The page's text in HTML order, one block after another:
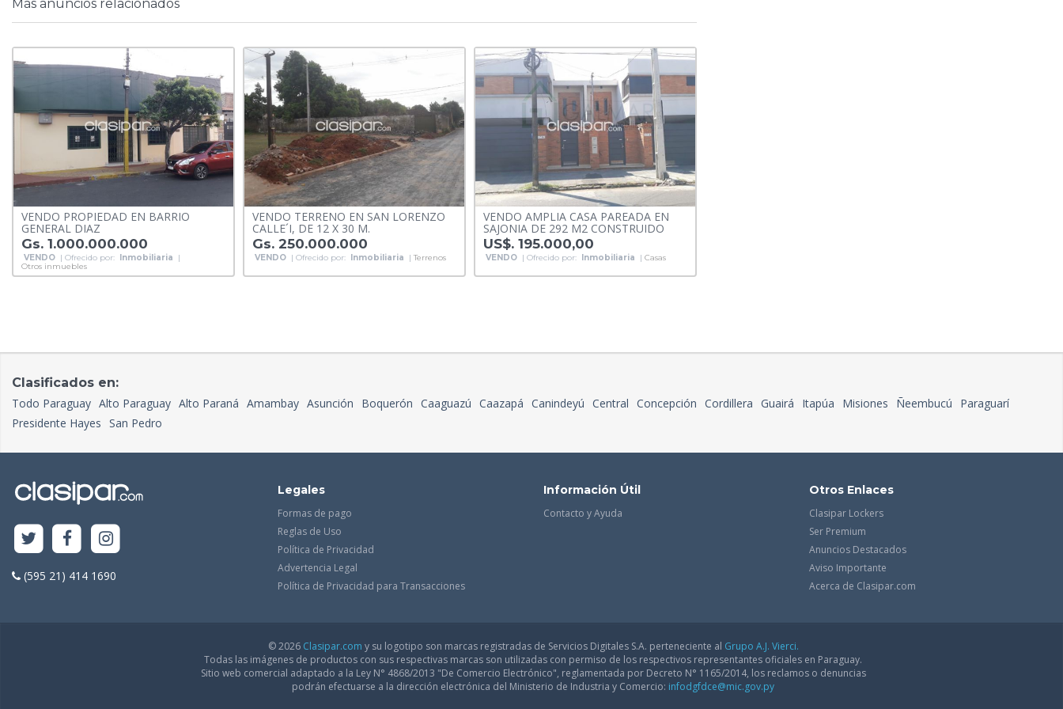
Más anuncios relacionados
VENDO PROPIEDAD EN BARRIO
GENERAL DIAZ
Gs. 1.000.000.000
VENDO | Ofrecido por: Inmobiliaria
|
Otros inmuebles
VENDO TERRENO EN SAN LORENZO
CALLE´I, DE 12 X 30 M.
Gs. 250.000.000
VENDO | Ofrecido por: Inmobiliaria | Terrenos
VENDO AMPLIA CASA PAREADA EN
SAJONIA DE 292 M2 CONSTRUIDO
US$. 195.000,00
VENDO | Ofrecido por: Inmobiliaria | Casas
Clasificados en:
Todo Paraguay Alto Paraguay Alto Paraná Amambay Asunción Boquerón Caaguazú Caazapá Canindeyú Central Concepción Cordillera Guairá Itapúa Misiones Ñeembucú
Paraguarí
Presidente Hayes San Pedro
(595 21) 414 1690
Legales
Formas de pago
Reglas de Uso
Política de Privacidad
Advertencia Legal
Política de Privacidad para Transacciones
Información Útil
Contacto y Ayuda
Otros Enlaces
Clasipar Lockers
Ser Premium
Anuncios Destacados
Aviso Importante
Acerca de Clasipar.com
© 2026 Clasipar.com y su logotipo son marcas registradas de Servicios Digitales S.A. perteneciente al Grupo A.J. Vierci.
Todas las imágenes de productos con sus respectivas marcas son utilizadas con permiso de los respectivos representantes oficiales en Paraguay.
Sitio web comercial adaptado a la Ley N° 4868/2013 "De Comercio Electrónico", reglamentada por Decreto N° 1165/2014, los reclamos o denuncias
podrán efectuarse a la dirección electrónica del Ministerio de Industria y Comercio: infodgfdce@mic.gov.py